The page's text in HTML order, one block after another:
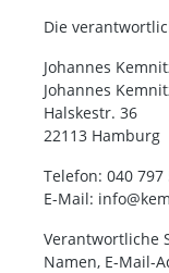
Die
Johannes
Johannes
Halskestr. 36
22113 Hamburg
Telefon: 040 797
E-Mail:
Verantwortliche
Namen, E-Mail-